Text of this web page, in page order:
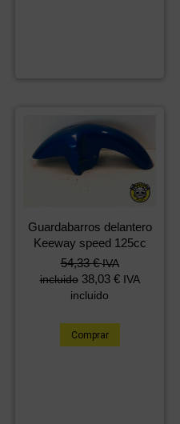
Guardabarros delantero
Keeway speed 125cc
54,33€ IVA
incluido 38,03 € IVA
incluido
Comprar